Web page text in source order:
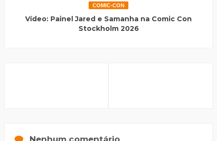
COMIC-CON
Vídeo: Painel Jared e Samanha na Comic Con
Stockholm 2026
Nenhum comentário